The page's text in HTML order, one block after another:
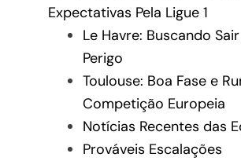
Expectativas Pela Ligue 1
Le Havre: Buscando
Perigo
Toulouse: Boa Fase e
Competição Europeia
Notícias Recentes das
Prováveis Escalações